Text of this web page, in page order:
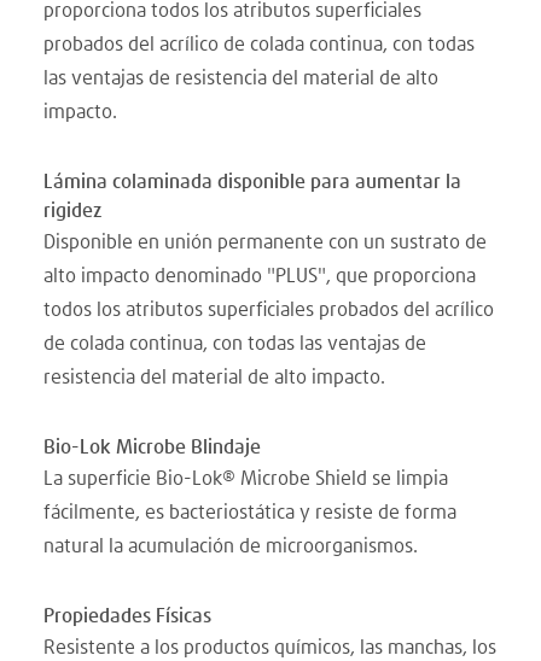
proporciona todos los atributos superficiales
probados del acrílico de colada continua, con todas
las ventajas de resistencia del material de alto
impacto.
Lámina colaminada disponible para aumentar la
rigidez
Disponible en unión permanente con un sustrato de
alto impacto denominado "PLUS", que proporciona
todos los atributos superficiales probados del acrílico
de colada continua, con todas las ventajas de
resistencia del material de alto impacto.
Bio-Lok Microbe Blindaje
La superficie Bio-Lok® Microbe Shield se limpia
fácilmente, es bacteriostática y resiste de forma
natural la acumulación de microorganismos.
Propiedades Físicas
Resistente a los productos químicos, las manchas, los